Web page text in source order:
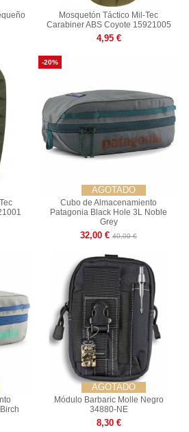
Mosquetón Táctico Mil-Tec
Carabiner ABS Coyote 15921005
4,95 €
AGOTADO
-20%
Cubo de Almacenamiento
Patagonia Black Hole 3L Noble
Grey
32,00 € 40,00 €
AGOTADO
Módulo Barbaric Molle Negro
34880-NE
8,30 €